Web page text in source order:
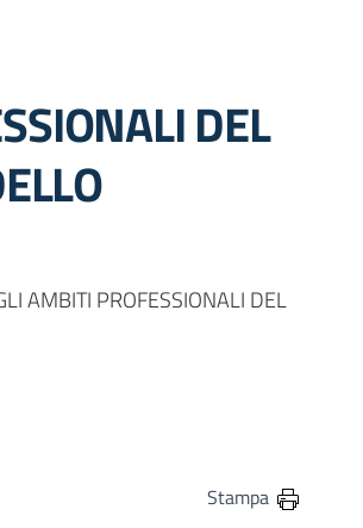
DEL
AMBITI PROFESSIONALI DEL
Stampa